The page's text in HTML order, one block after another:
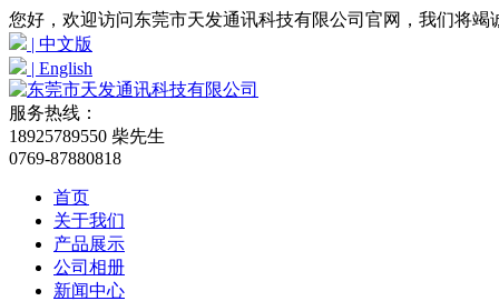
您好，欢迎访问东莞市天发通讯科技有限公司官网，我们将竭
| 中文版
| English
服务热线：
18925789550 柴先生
0769-87880818
首页
关于我们
产品展示
公司相册
新闻中心